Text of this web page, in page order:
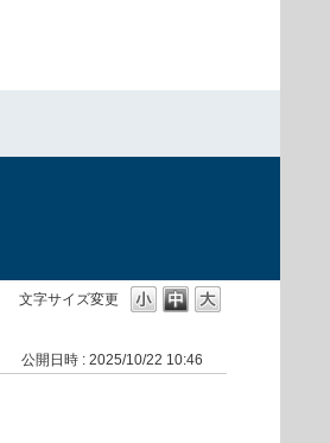
文字サイズ変更
公開日時 : 2025/10/22 10:46